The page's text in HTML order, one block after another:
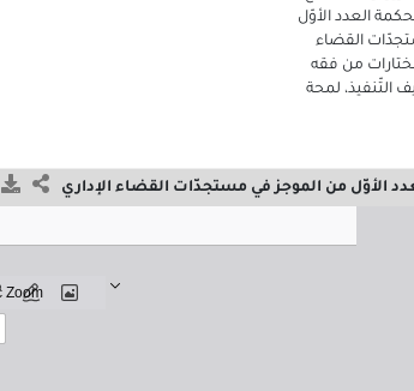
العدد الأوّل
القضاء
من فقه
التّنفيذ، لمحة
الأوّل من الموجز في مستجدّات القضاء الإداري